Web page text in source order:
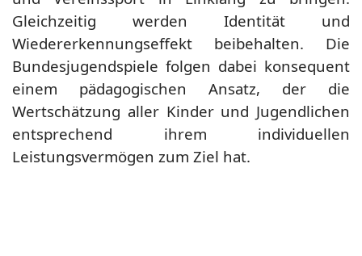
Gleichzeitig werden Identität und
Wiedererkennungseffekt beibehalten. Die
Bundesjugendspiele folgen dabei konsequent
einem pädagogischen Ansatz, der die
Wertschätzung aller Kinder und Jugendlichen
entsprechend ihrem individuellen
Leistungsvermögen zum Ziel hat.